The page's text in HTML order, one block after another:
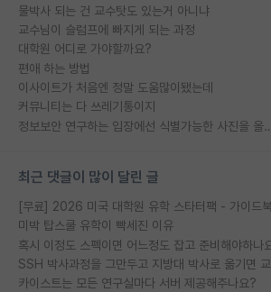
물박사 되는 건 교수탓도 있는거 아니냐
교수님이 슬럼프에 빠지게 되는 과정
대학원 어디로 가야할까요?
편애 하는 방법
이사이트가 처음엔 정말 도움많이됐는데
커뮤니티는 다 쓰레기통이지
정보보안 연구하는 입장에선 식
최근 댓글이 많이 달린 글
미박 탑스쿨 유학이 빡세진 이유
혹시 이정도 스펙이면 어느정도 잡고 준비해야하나
카이스트는 모든 연구실마다 서버 제공해주나요?